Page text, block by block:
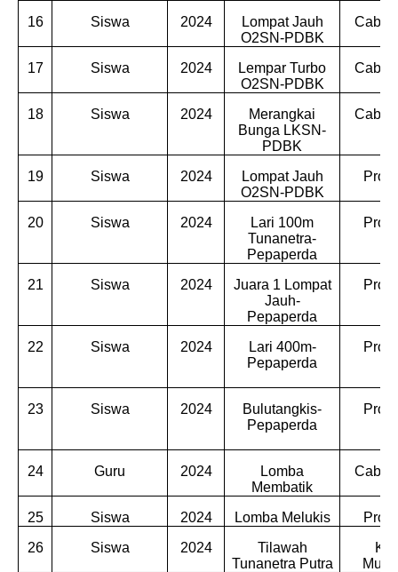
16 Siswa 2024
Lompat Jauh
O2SN-PDBK
17 Siswa 2024
Lempar Turbo
O2SN-PDBK
18 Siswa 2024
Merangkai
Bunga LKSN-
PDBK
19 Siswa 2024
Lompat Jauh
O2SN-PDBK
20 Siswa 2024
Lari 100m
Tunanetra-
Pepaperda
21 Siswa 2024
Juara 1 Lompat
Jauh-
Pepaperda
22 Siswa 2024
Lari 400m-
Pepaperda
23 Siswa 2024
Bulutangkis-
Pepaperda
24 Guru 2024
Lomba
Membatik
25 Siswa 2024 Lomba Melukis
26
Siswa 2024
Tilawah
Tunanetra Putra